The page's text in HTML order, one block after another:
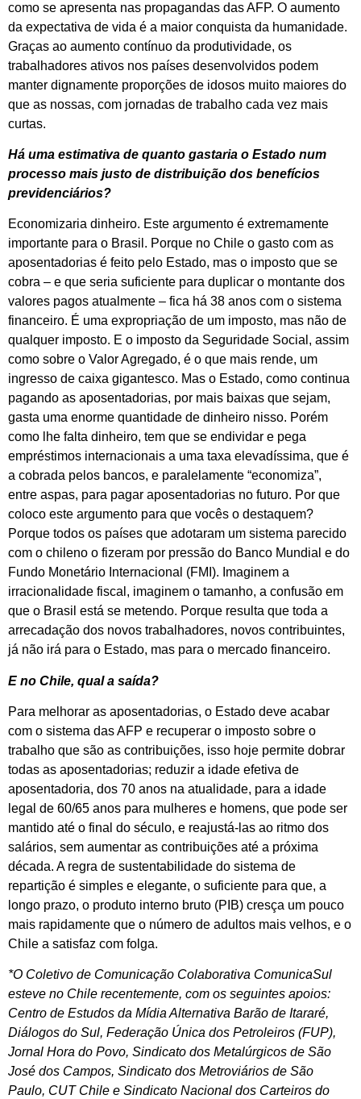
como se apresenta nas propagandas das AFP. O aumento
da expectativa de vida é a maior conquista da humanidade.
Graças ao aumento contínuo da produtividade, os
trabalhadores ativos nos países desenvolvidos podem
manter dignamente proporções de idosos muito maiores do
que as nossas, com jornadas de trabalho cada vez mais
curtas.
Há uma estimativa de quanto gastaria o Estado num
processo mais justo de distribuição dos benefícios
previdenciários?
Economizaria dinheiro. Este argumento é extremamente
importante para o Brasil. Porque no Chile o gasto com as
aposentadorias é feito pelo Estado, mas o imposto que se
cobra – e que seria suficiente para duplicar o montante dos
valores pagos atualmente – fica há 38 anos com o sistema
financeiro. É uma expropriação de um imposto, mas não de
qualquer imposto. E o imposto da Seguridade Social, assim
como sobre o Valor Agregado, é o que mais rende, um
ingresso de caixa gigantesco. Mas o Estado, como continua
pagando as aposentadorias, por mais baixas que sejam,
gasta uma enorme quantidade de dinheiro nisso. Porém
como lhe falta dinheiro, tem que se endividar e pega
empréstimos internacionais a uma taxa elevadíssima, que é
a cobrada pelos bancos, e paralelamente “economiza”,
entre aspas, para pagar aposentadorias no futuro. Por que
coloco este argumento para que vocês o destaquem?
Porque todos os países que adotaram um sistema parecido
com o chileno o fizeram por pressão do Banco Mundial e do
Fundo Monetário Internacional (FMI). Imaginem a
irracionalidade fiscal, imaginem o tamanho, a confusão em
que o Brasil está se metendo. Porque resulta que toda a
arrecadação dos novos trabalhadores, novos contribuintes,
já não irá para o Estado, mas para o mercado financeiro.
E no Chile, qual a saída?
Para melhorar as aposentadorias, o Estado deve acabar
com o sistema das AFP e recuperar o imposto sobre o
trabalho que são as contribuições, isso hoje permite dobrar
todas as aposentadorias; reduzir a idade efetiva de
aposentadoria, dos 70 anos na atualidade, para a idade
legal de 60/65 anos para mulheres e homens, que pode ser
mantido até o final do século, e reajustá-las ao ritmo dos
salários, sem aumentar as contribuições até a próxima
década. A regra de sustentabilidade do sistema de
repartição é simples e elegante, o suficiente para que, a
longo prazo, o produto interno bruto (PIB) cresça um pouco
mais rapidamente que o número de adultos mais velhos, e o
Chile a satisfaz com folga.
*O Coletivo de Comunicação Colaborativa ComunicaSul
esteve no Chile recentemente, com os seguintes apoios:
Centro de Estudos da Mídia Alternativa Barão de Itararé,
Diálogos do Sul, Federação Única dos Petroleiros (FUP),
Jornal Hora do Povo, Sindicato dos Metalúrgicos de São
José dos Campos, Sindicato dos Metroviários de São
Paulo, CUT Chile e Sindicato Nacional dos Carteiros do